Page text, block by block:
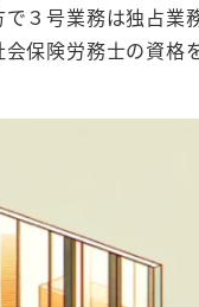
３号業務は独占業
保険労務士の資格